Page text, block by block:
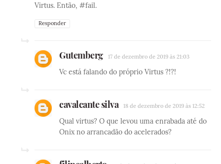
Virtus. Então, #fail.
Responder
Gutemberg 17 de dezembro de 2019 às 21:03
Vc está falando do próprio Virtus ?!?!
cavalcante silva 18 de dezembro de 2019 às 12:52
Qual virtus? O que levou uma enrabada até do
Onix no arrancadão do acelerados?